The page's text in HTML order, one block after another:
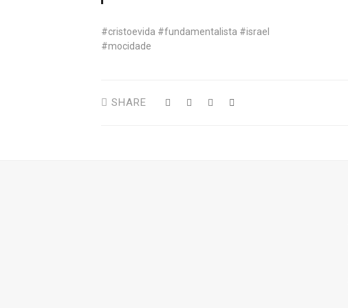
#cristoevida #fundamentalista #israel
#mocidade
SHARE